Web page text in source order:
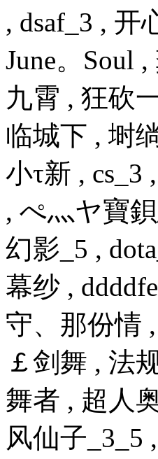
, dsaf_3 , 开
June。
九霄 , 狂砍
临城下 , 埘
小τ新 ,
, ぺ灬ヤ寶
幻影_5 ,
幕纱 ,
守、那份情
￡剑舞 , 法
舞者 , 超人
风仙子_3_5